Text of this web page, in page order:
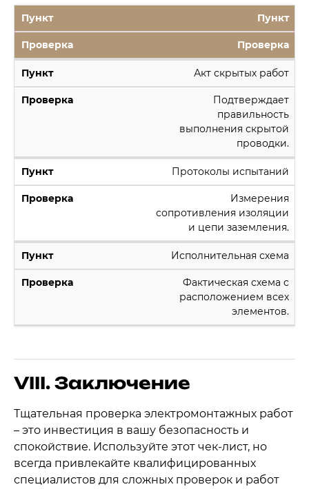
Пункт
Проверка
Акт скрытых работ
Подтверждает
правильность
выполнения скрытой
проводки.
Протоколы испытаний
Измерения
сопротивления изоляции
и цепи заземления.
Исполнительная схема
Фактическая схема с
расположением всех
элементов.
VIII. Заключение
Тщательная проверка электромонтажных работ
– это инвестиция в вашу безопасность и
спокойствие. Используйте этот чек-лист, но
всегда привлекайте квалифицированных
специалистов для сложных проверок и работ